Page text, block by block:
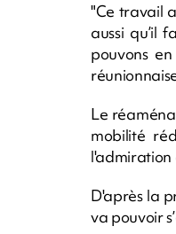
"Ce travail
aussi qu’il
pouvons
Le
mobilité
l'admiration
D'après la
va pouvoir